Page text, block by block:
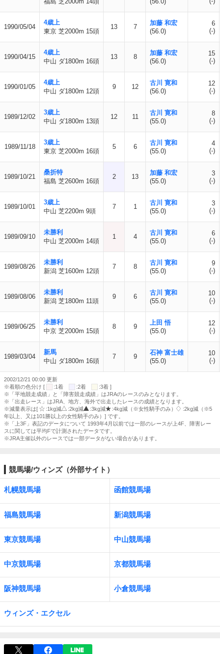
1990/05/04
4歳上
東京 芝2000m 15頭
13 7
加藤 和宏
(56.0)
6
(-)
1990/04/15
4歳上
中山 ダ1800m 16頭
13 8
加藤 和宏
(56.0)
15
(-)
1990/01/05
4歳上
中山 ダ1800m 12頭
9 12
古川 寛和
(56.0)
12
(-)
1989/12/02
3歳上
中山 ダ1800m 13頭
12 11
古川 寛和
(55.0)
8
(-)
1989/11/18
3歳上
東京 芝2000m 16頭
5 6
古川 寛和
(55.0)
4
(-)
1989/10/21
桑折特
福島 芝2600m 16頭
2 13
加藤 和宏
(55.0)
3
(-)
1989/10/01
3歳上
中山 芝2200m 9頭
7 1
古川 寛和
(55.0)
3
(-)
1989/09/10
未勝利
中山 芝2000m 14頭
1 4
古川 寛和
(55.0)
6
(-)
1989/08/26
未勝利
新潟 芝1600m 12頭
7 8
古川 寛和
(55.0)
9
(-)
1989/08/06
未勝利
新潟 芝1800m 11頭
9 6
古川 寛和
(55.0)
10
(-)
1989/06/25
未勝利
中京 芝2000m 15頭
8 9
上田 悟
(55.0)
12
(-)
1989/03/04
新馬
中山 ダ1800m 16頭
7 9
石神 富士雄
(55.0)
10
(-)
2002/12/21 00:00 更新
※着順の色分け [
:1着 :2着
:3着 ]
※「平地競走成績」と「障害競走成績」はJRAのレースのみとなります。
※「出走レース」はJRA、地方、海外で出走したレースの成績となります。
※減量表示は[
:1kg減 :2kg減 :3kg減 :4kg減（※女性騎手のみ）
:2kg減（※5
年以上、又は101勝以上の女性騎手のみ）] です。
※「上3F」表記のデータについて 1993年4月以前では一部のレースが上4F、障害レー
スに関しては平均Fで計測されたデータです。
※JRA主催以外のレースでは一部データがない場合があります。
競馬場/ウィンズ（外部サイト）
札幌競馬場 函館競馬場
福島競馬場 新潟競馬場
東京競馬場 中山競馬場
中京競馬場 京都競馬場
阪神競馬場 小倉競馬場
ウィンズ・エクセル